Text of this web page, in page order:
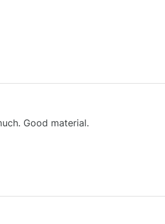
Good material.